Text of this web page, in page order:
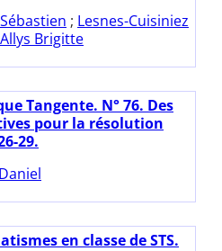
; Lesnes-Cuisiniez
Brigitte
Tangente. N° 76. Des
pour la résolution
29.
en classe de STS.